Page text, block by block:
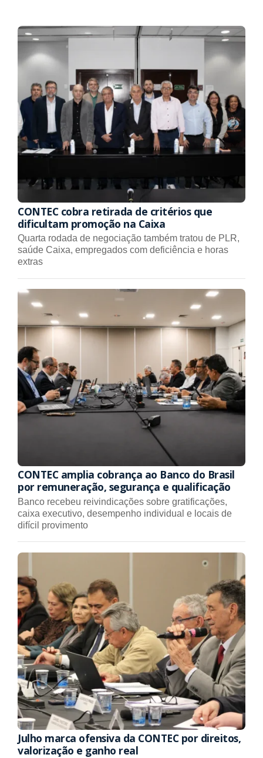
CONTEC cobra retirada de critérios que
dificultam promoção na Caixa
Quarta rodada de negociação também tratou de PLR,
saúde Caixa, empregados com deficiência e horas
extras
CONTEC amplia cobrança ao Banco do Brasil
por remuneração, segurança e qualificação
Banco recebeu reivindicações sobre gratificações,
caixa executivo, desempenho individual e locais de
difícil provimento
Julho marca ofensiva da CONTEC por direitos,
valorização e ganho real